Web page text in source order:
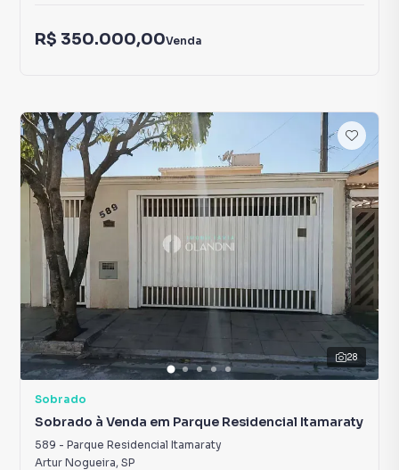
R$ 350.000,00Venda
28
Sobrado
Sobrado à Venda em Parque Residencial Itamaraty
589 - Parque Residencial Itamaraty
Artur Nogueira, SP